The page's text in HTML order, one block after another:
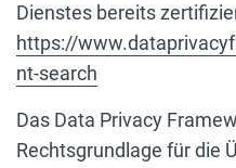
Dienstes bereits
https://
nt-search
Das Data Privacy
Rechtsgrundlage für die